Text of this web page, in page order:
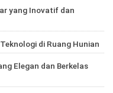
yang Inovatif dan
di Ruang Hunian
Elegan dan Berkelas